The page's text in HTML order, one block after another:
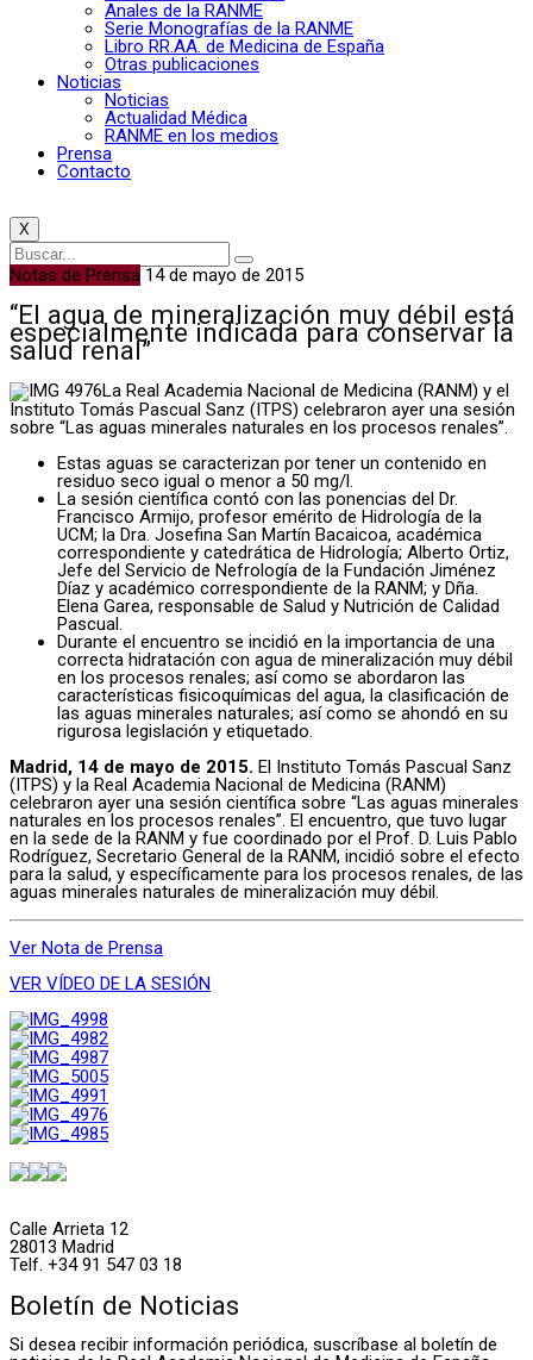
Anales de la RANME
Serie Monografías de la RANME
Libro RR.AA. de Medicina de España
Otras publicaciones
Noticias
Noticias
Actualidad Médica
RANME en los medios
Prensa
Contacto
X
Notas de Prensa 14 de mayo de 2015
“El agua de mineralización muy débil está
especialmente indicada para conservar la
salud renal”
La Real Academia Nacional de Medicina (RANM) y el
Instituto Tomás Pascual Sanz (ITPS) celebraron ayer una sesión
sobre “Las aguas minerales naturales en los procesos renales”.
Estas aguas se caracterizan por tener un contenido en
residuo seco igual o menor a 50 mg/l.
La sesión científica contó con las ponencias del Dr.
Francisco Armijo, profesor emérito de Hidrología de la
UCM; la Dra. Josefina San Martín Bacaicoa, académica
correspondiente y catedrática de Hidrología; Alberto Ortiz,
Jefe del Servicio de Nefrología de la Fundación Jiménez
Díaz y académico correspondiente de la RANM; y Dña.
Elena Garea, responsable de Salud y Nutrición de Calidad
Pascual.
Durante el encuentro se incidió en la importancia de una
correcta hidratación con agua de mineralización muy débil
en los procesos renales; así como se abordaron las
características fisicoquímicas del agua, la clasificación de
las aguas minerales naturales; así como se ahondó en su
rigurosa legislación y etiquetado.
Madrid, 14 de mayo de 2015. El Instituto Tomás Pascual Sanz
(ITPS) y la Real Academia Nacional de Medicina (RANM)
celebraron ayer una sesión científica sobre “Las aguas minerales
naturales en los procesos renales”. El encuentro, que tuvo lugar
en la sede de la RANM y fue coordinado por el Prof. D. Luis Pablo
Rodríguez, Secretario General de la RANM, incidió sobre el efecto
para la salud, y específicamente para los procesos renales, de las
aguas minerales naturales de mineralización muy débil.
Ver Nota de Prensa
VER VÍDEO DE LA SESIÓN
Calle Arrieta 12
28013 Madrid
Telf. +34 91 547 03 18
Boletín de Noticias
Si desea recibir información periódica, suscríbase al boletín de